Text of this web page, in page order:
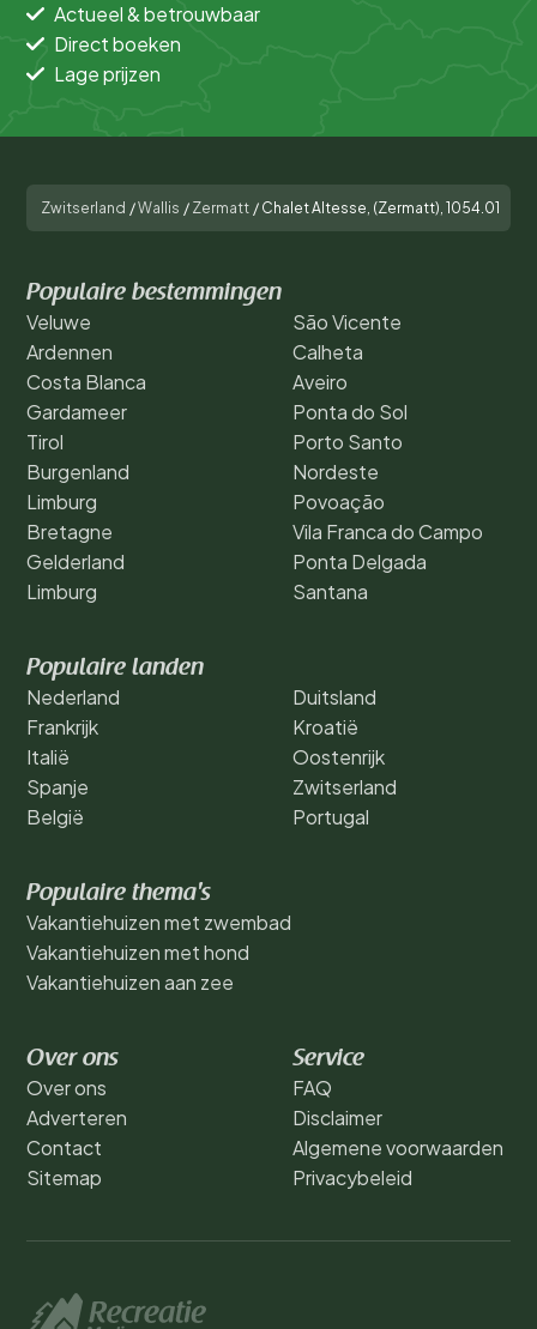
Actueel & betrouwbaar
Direct boeken
Lage prijzen
Zwitserland /Wallis / Zermatt / Chalet Altesse, (Zermatt), 1054.01
Populaire bestemmingen
Veluwe
Ardennen
Costa Blanca
Gardameer
Tirol
Burgenland
Limburg
Bretagne
Gelderland
Limburg
São Vicente
Calheta
Aveiro
Ponta do Sol
Porto Santo
Nordeste
Povoação
Vila Franca do Campo
Ponta Delgada
Santana
Populaire landen
Nederland
Frankrijk
Italië
Spanje
België
Duitsland
Kroatië
Oostenrijk
Zwitserland
Portugal
Populaire thema's
Vakantiehuizen met zwembad
Vakantiehuizen met hond
Vakantiehuizen aan zee
Over ons
Over ons
Adverteren
Contact
Sitemap
Service
FAQ
Disclaimer
Algemene voorwaarden
Privacybeleid